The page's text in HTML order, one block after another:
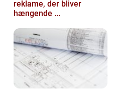
reklame, der bliver
hængende ...